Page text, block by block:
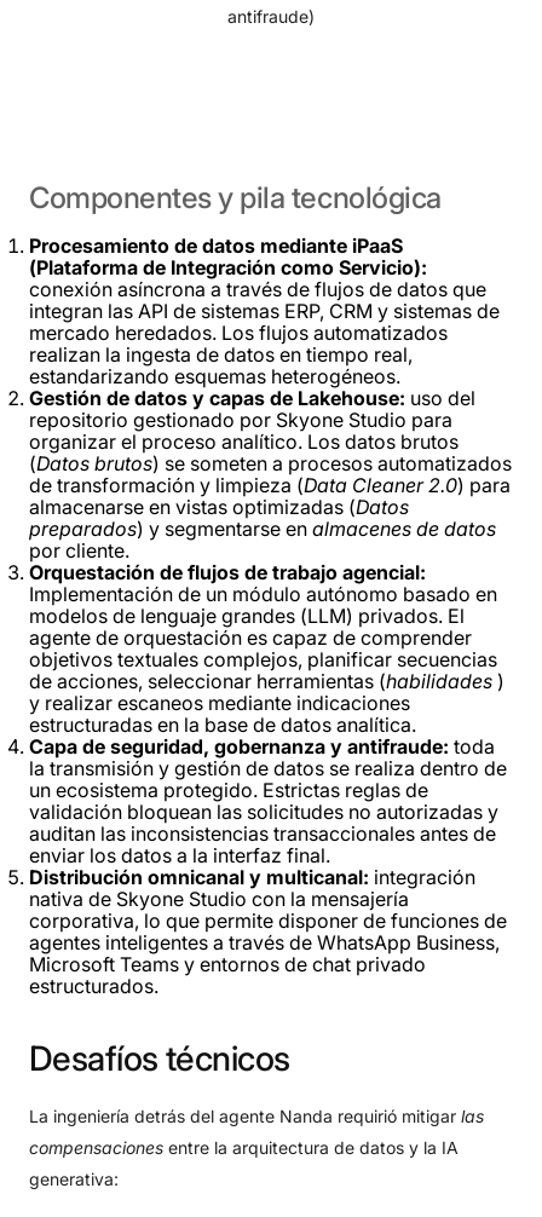
antifraude)
Componentesy pila tecnológica
Procesamiento de datos mediante iPaaS
(Plataforma de Integración como Servicio):
conexión asíncrona a través de flujos de datos que
integran las API de sistemas ERP, CRM y sistemas de
mercado heredados. Los flujos automatizados
realizan la ingesta de datos en tiempo real,
estandarizando esquemas heterogéneos.
Gestión de datos y capas de Lakehouse: uso del
repositorio gestionado por Skyone Studio para
organizar el proceso analítico. Los datos brutos
(Datos brutos) se someten a procesos automatizados
de transformación y limpieza (Data Cleaner 2.0) para
almacenarse en vistas optimizadas (Datos
preparados) y segmentarse en almacenes de datos
por cliente.
Orquestación de flujos de trabajo agencial:
Implementación de un módulo autónomo basado en
modelos de lenguaje grandes (LLM) privados. El
agente de orquestación es capaz de comprender
objetivos textuales complejos, planificar secuencias
de acciones, seleccionar herramientas (habilidades )
y realizar escaneos mediante indicaciones
estructuradas en la base de datos analítica.
Capa de seguridad, gobernanza y antifraude: toda
la transmisión y gestión de datos se realiza dentro de
un ecosistema protegido. Estrictas reglas de
validación bloquean las solicitudes no autorizadas y
auditan las inconsistencias transaccionales antes de
enviar los datos a la interfaz final.
Distribución omnicanal y multicanal: integración
nativa de Skyone Studio con la mensajería
corporativa, lo que permite disponer de funciones de
agentes inteligentes a través de WhatsApp Business,
Microsoft Teams y entornos de chat privado
estructurados.
Desafíos técnicos
La ingeniería detrás del agente Nanda requirió mitigar las
compensaciones entre la arquitectura de datos y la IA
generativa: